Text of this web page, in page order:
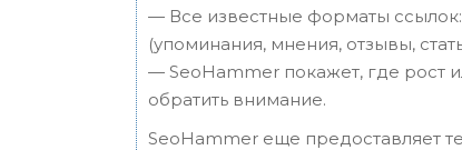
— Все известные форматы
(упоминания, мнения, отзывы,
— SeoHammer покажет, где рост
обратить внимание.
SeoHammer еще предоставляет